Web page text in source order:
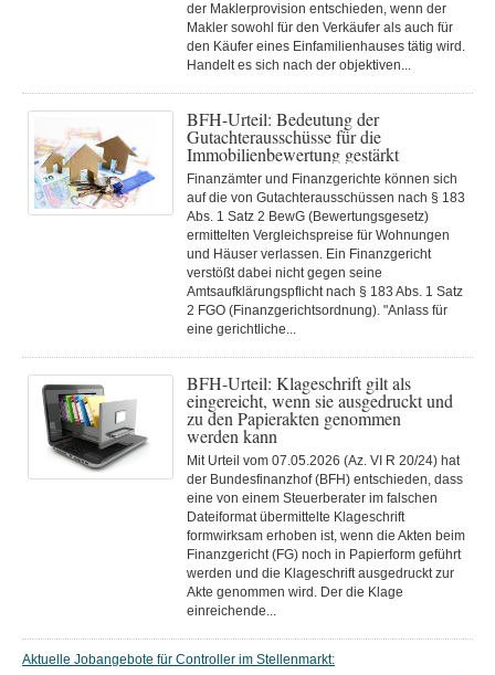
der Maklerprovision entschieden, wenn der
Makler sowohl für den Verkäufer als auch für
den Käufer eines Einfamilienhauses tätig wird.
Handelt es sich nach der objektiven...
BFH-Urteil: Bedeutung der
Gutachterausschüsse für die
Immobilienbewertung gestärkt
Finanzämter und Finanzgerichte können sich
auf die von Gutachterausschüssen nach § 183
Abs. 1 Satz 2 BewG (Bewertungsgesetz)
ermittelten Vergleichspreise für Wohnungen
und Häuser verlassen. Ein Finanzgericht
verstößt dabei nicht gegen seine
Amtsaufklärungspflicht nach § 183 Abs. 1 Satz
2 FGO (Finanzgerichtsordnung). "Anlass für
eine gerichtliche...
BFH-Urteil: Klageschrift gilt als
eingereicht, wenn sie ausgedruckt und
zu den Papierakten genommen
werden kann
Mit Urteil vom 07.05.2026 (Az. VI R 20/24) hat
der Bundesfinanzhof (BFH) entschieden, dass
eine von einem Steuerberater im falschen
Dateiformat übermittelte Klageschrift
formwirksam erhoben ist, wenn die Akten beim
Finanzgericht (FG) noch in Papierform geführt
werden und die Klageschrift ausgedruckt zur
Akte genommen wird. Der die Klage
einreichende...
Aktuelle Jobangebote für Controller im Stellenmarkt: